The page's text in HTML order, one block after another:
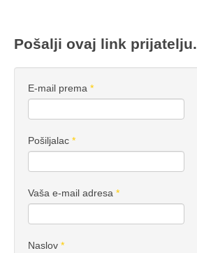
Pošalji ovaj link prijatelju.
E-mail prema *
Pošiljalac *
Vaša e-mail adresa *
Naslov *